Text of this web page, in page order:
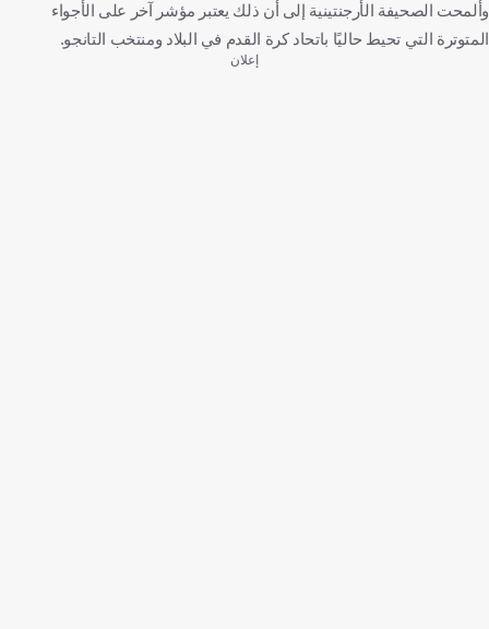
وألمحت الصحيفة الأرجنتينية إلى أن ذلك يعتبر مؤشر آخر على الأجواء
المتوترة التي تحيط حاليًا باتحاد كرة القدم في البلاد ومنتخب التانجو.
إعلان